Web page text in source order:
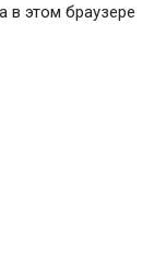
в этом браузере